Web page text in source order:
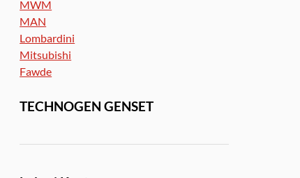
MWM
MAN
Lombardini
Mitsubishi
Fawde
TECHNOGEN GENSET